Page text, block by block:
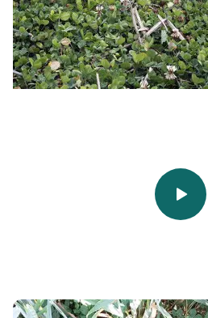
Productions végétales) vous
10 OCT. 2019